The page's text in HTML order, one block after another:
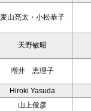
麦山亮太・小松恭子
天野敏昭
増井 恵理子
Hiroki Yasuda
山上俊彦